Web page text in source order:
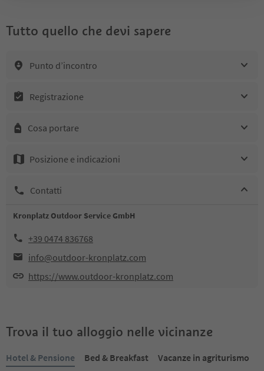
Tutto quello che devi sapere
Punto d’incontro
Registrazione
Cosa portare
Posizione e indicazioni
Contatti
Kronplatz Outdoor Service GmbH
+39 0474 836768
info@outdoor-kronplatz.com
https://www.outdoor-kronplatz.com
Trova il tuo alloggio nelle vicinanze
Hotel & Pensione Bed & Breakfast
Vacanze in agriturismo